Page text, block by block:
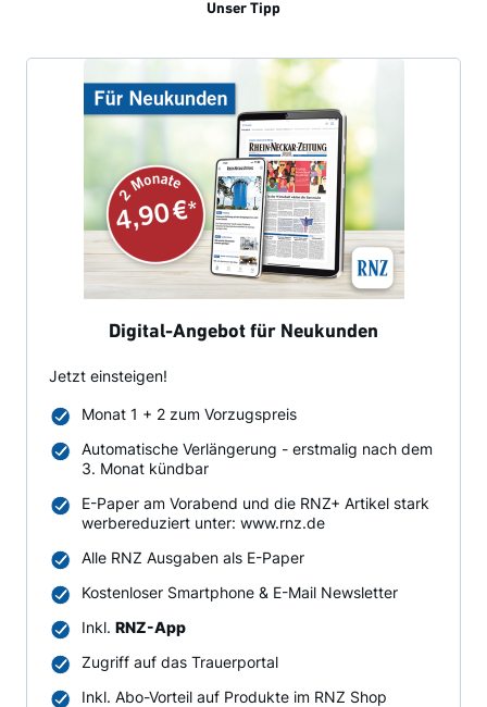
Unser Tipp
Digital-Angebot für Neukunden
Jetzt einsteigen!
Monat 1 + 2 zum Vorzugspreis
Automatische Verlängerung - erstmalig nach dem
3. Monat kündbar
E-Paper am Vorabend und die RNZ+ Artikel stark
werbereduziert unter: www.rnz.de
Alle RNZ Ausgaben als E-Paper
Kostenloser Smartphone & E-Mail Newsletter
Inkl. RNZ-App
Zugriff auf das Trauerportal
Inkl. Abo-Vorteil auf Produkte im RNZ Shop